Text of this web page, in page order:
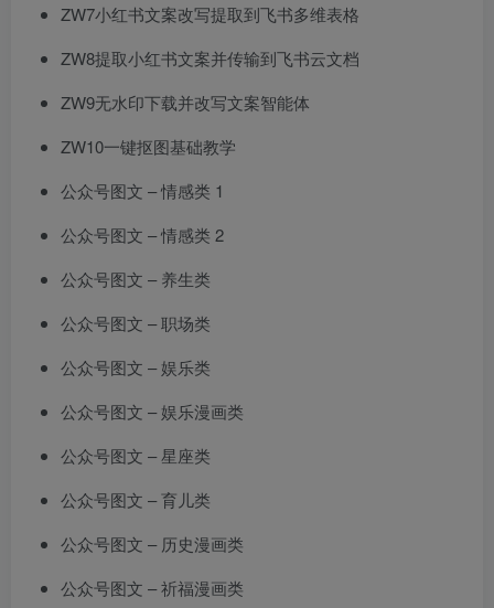
​ZW7小红书文案改写提取到飞书多维表格​
​ZW8提取小红书文案并传输到飞书云文档​
​ZW9无水印下载并改写文案智能体 ​
​ZW10一键抠图基础教学​
公众号图文 – 情感类 1
公众号图文 – 情感类 2
公众号图文 – 养生类
公众号图文 – 职场类
公众号图文 – 娱乐类
公众号图文 – 娱乐漫画类
公众号图文 – 星座类
公众号图文 – 育儿类
公众号图文 – 历史漫画类
公众号图文 – 祈福漫画类